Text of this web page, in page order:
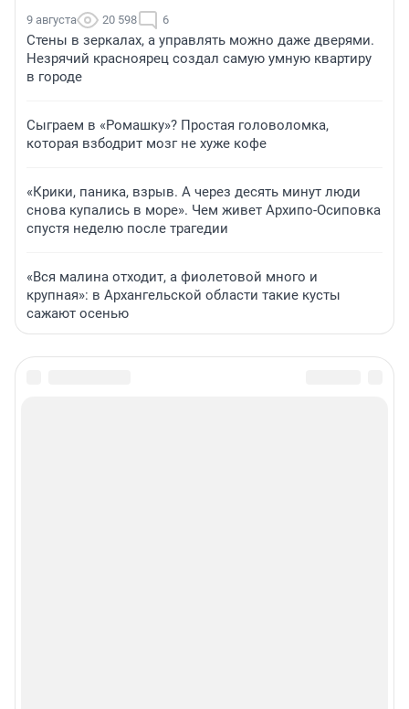
9 августа 20 598 6
Стены в зеркалах, а управлять можно даже дверями.
Незрячий красноярец создал самую умную квартиру
в городе
Сыграем в «Ромашку»? Простая головоломка,
которая взбодрит мозг не хуже кофе
«Крики, паника, взрыв. А через десять минут люди
снова купались в море». Чем живет Архипо-Осиповка
спустя неделю после трагедии
«Вся малина отходит, а фиолетовой много и
крупная»: в Архангельской области такие кусты
сажают осенью